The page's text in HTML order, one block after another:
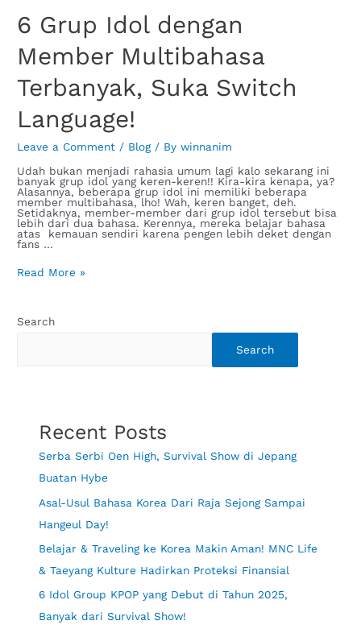
6 Grup Idol dengan
Member Multibahasa
Terbanyak, Suka Switch
Language!
Leave a Comment / Blog/ Bywinnanim
Udah bukan menjadi rahasia umum lagi kalo sekarang ini
banyak grup idol yang keren-keren!! Kira-kira kenapa, ya?
Alasannya, beberapa grup idol ini memiliki beberapa
member multibahasa, lho! Wah, keren banget, deh.
Setidaknya, member-member dari grup idol tersebut bisa
lebih dari dua bahasa. Kerennya, mereka belajar bahasa
atas kemauan sendiri karena pengen lebih deket dengan
fans …
Read More »
Search
Search
Recent Posts
Serba Serbi Oen High, Survival Show di Jepang
Buatan Hybe
Asal-Usul Bahasa Korea Dari Raja Sejong Sampai
Hangeul Day!
Belajar & Traveling ke Korea Makin Aman! MNC Life
& Taeyang Kulture Hadirkan Proteksi Finansial
6 Idol Group KPOP yang Debut di Tahun 2025,
Banyak dari Survival Show!